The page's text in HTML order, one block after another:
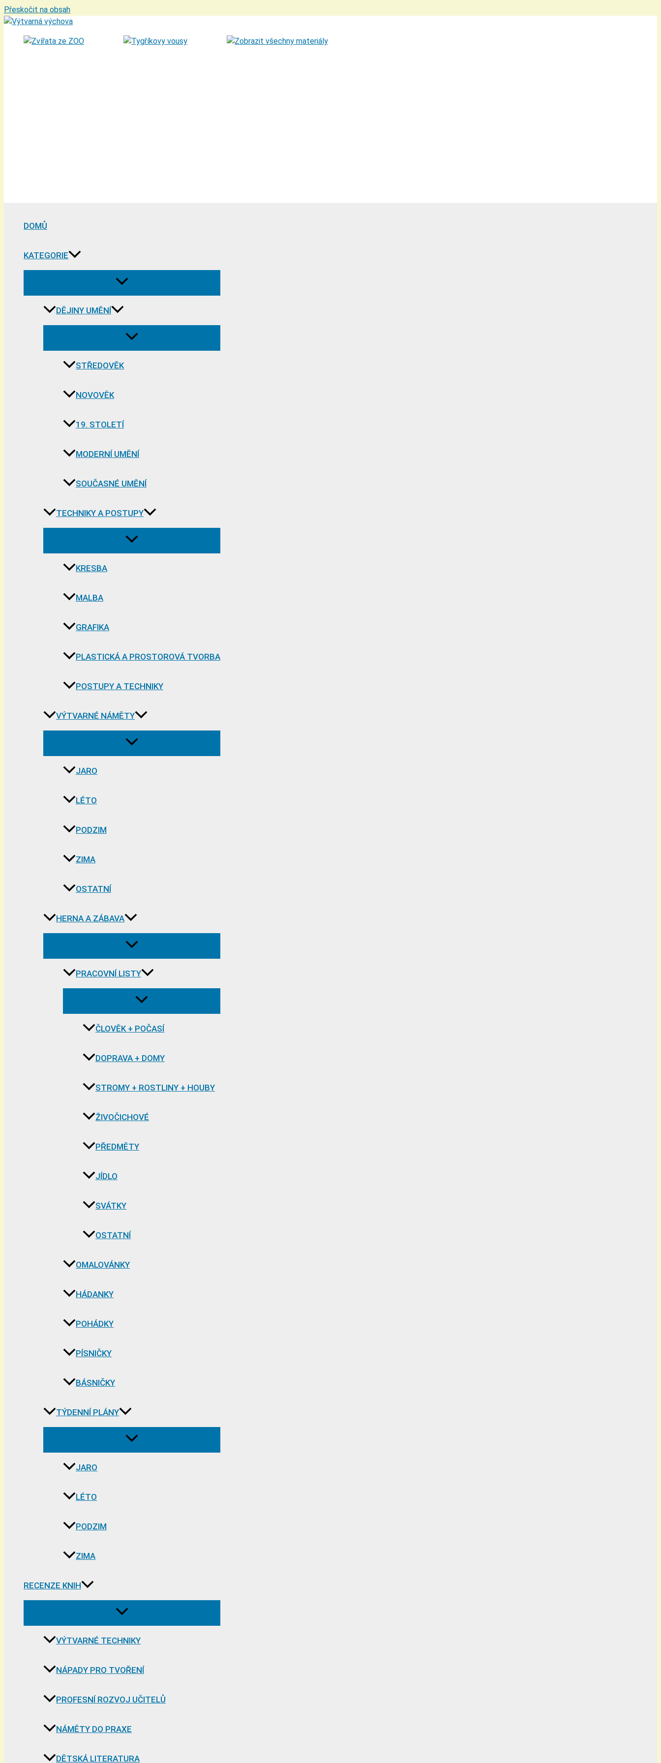
Přeskočit na obsah
DOMŮ
KATEGORIE
DĚJINY UMĚNÍ
STŘEDOVĚK
NOVOVĚK
19. STOLETÍ
MODERNÍ UMĚNÍ
SOUČASNÉ UMĚNÍ
TECHNIKY A POSTUPY
KRESBA
MALBA
GRAFIKA
PLASTICKÁ A PROSTOROVÁ TVORBA
POSTUPY A TECHNIKY
VÝTVARNÉ NÁMĚTY
JARO
LÉTO
PODZIM
ZIMA
OSTATNÍ
HERNA A ZÁBAVA
PRACOVNÍ LISTY
ČLOVĚK + POČASÍ
DOPRAVA + DOMY
STROMY + ROSTLINY + HOUBY
ŽIVOČICHOVÉ
PŘEDMĚTY
JÍDLO
SVÁTKY
OSTATNÍ
OMALOVÁNKY
HÁDANKY
POHÁDKY
PÍSNIČKY
BÁSNIČKY
TÝDENNÍ PLÁNY
JARO
LÉTO
PODZIM
ZIMA
RECENZE KNIH
VÝTVARNÉ TECHNIKY
NÁPADY PRO TVOŘENÍ
PROFESNÍ ROZVOJ UČITELŮ
NÁMĚTY DO PRAXE
DĚTSKÁ LITERATURA